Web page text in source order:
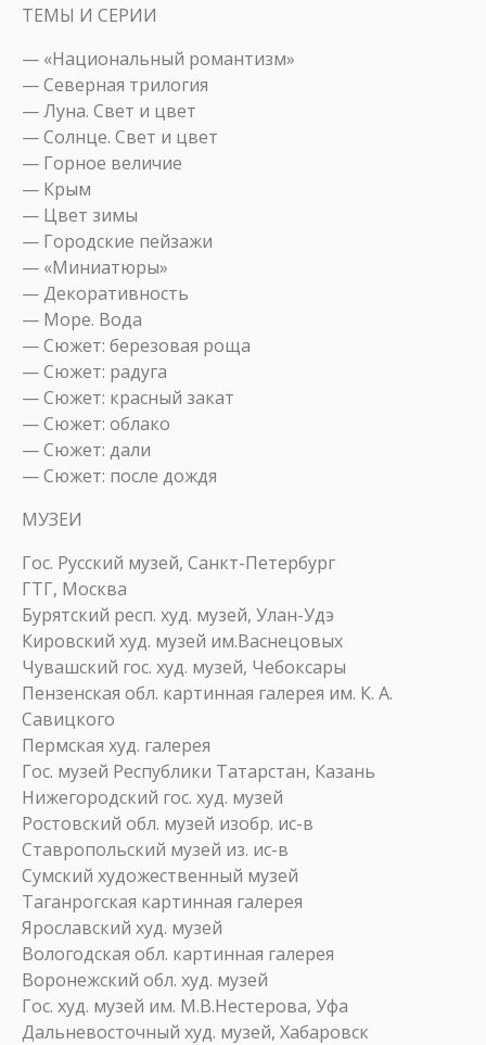
ТЕМЫ И СЕРИИ
— «Национальный романтизм»
— Северная трилогия
— Луна. Свет и цвет
— Солнце. Свет и цвет
— Горное величие
— Крым
— Цвет зимы
— Городские пейзажи
— «Миниатюры»
— Декоративность
— Море. Вода
— Сюжет: березовая роща
— Сюжет: радуга
— Сюжет: красный закат
— Сюжет: облако
— Сюжет: дали
— Сюжет: после дождя
МУЗЕИ
Гос. Русский музей, Санкт-Петербург
ГТГ, Москва
Бурятский респ. худ. музей, Улан-Удэ
Кировский худ. музей им.Васнецовых
Чувашский гос. худ. музей, Чебоксары
Пензенская обл. картинная галерея им. К. А.
Савицкого
Пермская худ. галерея
Гос. музей Республики Татарстан, Казань
Нижегородский гос. худ. музей
Ростовский обл. музей изобр. ис-в
Ставропольский музей из. ис-в
Сумский художественный музей
Таганрогская картинная галерея
Ярославский худ. музей
Вологодская обл. картинная галерея
Воронежский обл. худ. музей
Гос. худ. музей им. М.В.Нестерова, Уфа
Дальневосточный худ. музей, Хабаровск